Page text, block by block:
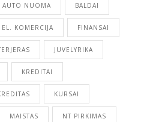
AUTO NUOMA BALDAI
EL. KOMERCIJA FINANSAI
JUVELYRIKA
KREDITAI
KURSAI
MAISTAS NT PIRKIMAS